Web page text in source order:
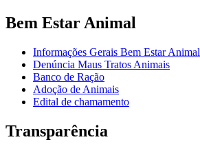
Bem Estar Animal
Informações Gerais Bem Estar Animal
Denúncia Maus Tratos Animais
Banco de Ração
Adoção de Animais
Edital de chamamento
Transparência